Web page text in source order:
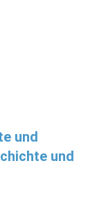
und
und